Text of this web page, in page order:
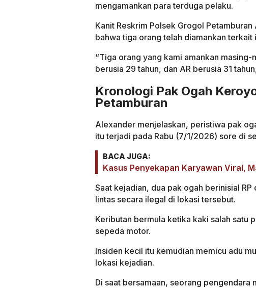
mengamankan para terduga pelaku.
Kanit Reskrim Polsek Grogol
bahwa tiga orang telah diamankan terkait
“Tiga orang yang kami amankan masing-
berusia 29 tahun, dan AR berusia 31
Kronologi Pak Ogah
Petamburan
Alexander menjelaskan, peristiwa pak
itu terjadi pada Rabu (7/1/2026) sore di
BACA JUGA:
Kasus Penyekapan Karyawan Viral,
Saat kejadian, dua pak ogah berinisial
lintas secara ilegal di lokasi tersebut.
Keributan bermula ketika kaki salah satu
sepeda motor.
Insiden kecil itu kemudian memicu adu
lokasi kejadian.
Di saat bersamaan, seorang